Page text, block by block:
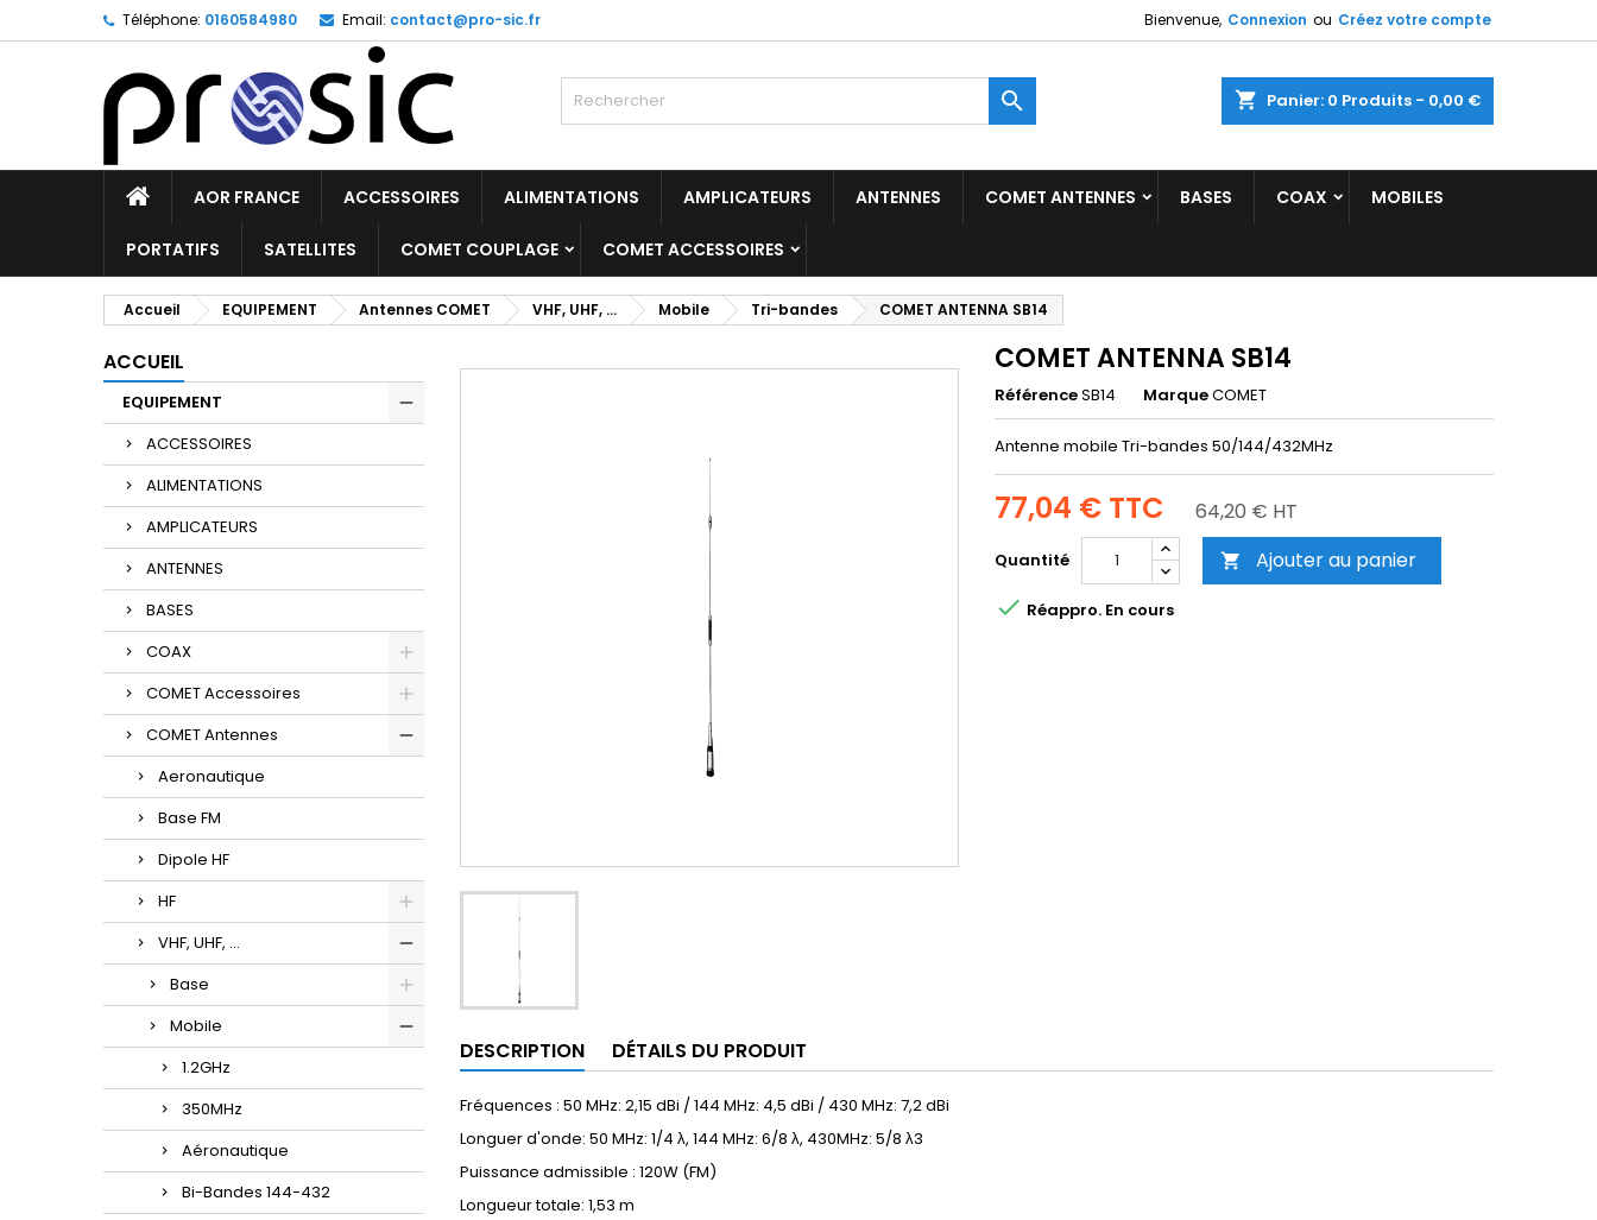
Téléphone: 0160584980 Email: contact@pro-sic.fr Bienvenue, Connexion ou Créez votre compte
shopping_cart Panier: 0 Produits - 0,00 €

AOR FRANCE ACCESSOIRES ALIMENTATIONS AMPLICATEURS ANTENNES COMET ANTENNES BASES COAX MOBILES
PORTATIFS SATELLITES COMET COUPLAGE COMET ACCESSOIRES
Accueil EQUIPEMENT Antennes COMET VHF, UHF, ... Mobile Tri-bandes COMET ANTENNA SB14
ACCUEIL
EQUIPEMENT
ACCESSOIRES
ALIMENTATIONS
AMPLICATEURS
ANTENNES
BASES
COAX
COMET Accessoires
COMET Antennes
Aeronautique
Base FM
Dipole HF
HF
VHF, UHF, ...
Base
Mobile
1.2GHz
350MHz
Aéronautique
Bi-Bandes 144-432
COMET ANTENNA SB14
RéférenceSB14 MarqueCOMET
Antenne mobile Tri-bandes 50/144/432MHz
77,04 € TTC 64,20 € HT
Quantité  Ajouter au panier
 Réappro. En cours
DESCRIPTION DÉTAILS DU PRODUIT
Fréquences : 50 MHz: 2,15 dBi / 144 MHz: 4,5 dBi / 430 MHz: 7,2 dBi
Longuer d'onde: 50 MHz: 1/4 λ, 144 MHz: 6/8 λ, 430MHz: 5/8 λ3
Puissance admissible : 120W (FM)
Longueur totale: 1,53 m